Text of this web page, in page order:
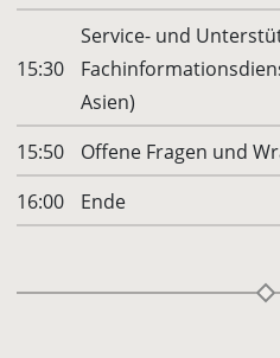
15:30
Service- und
Asien)
15:50
Offene Fragen und
16:00
Ende